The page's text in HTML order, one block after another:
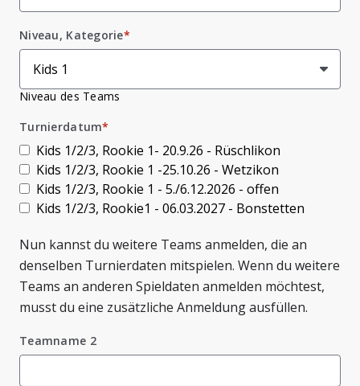
Niveau, Kategorie*
Niveau des Teams
Turnierdatum*
Kids 1/2/3, Rookie 1- 20.9.26 - Rüschlikon
Kids 1/2/3, Rookie 1 -25.10.26 - Wetzikon
Kids 1/2/3, Rookie 1 - 5./6.12.2026 - offen
Kids 1/2/3, Rookie1 - 06.03.2027 - Bonstetten
Nun kannst du weitere Teams anmelden, die an
denselben Turnierdaten mitspielen. Wenn du weitere
Teams an anderen Spieldaten anmelden möchtest,
musst du eine zusätzliche Anmeldung ausfüllen.
Teamname 2